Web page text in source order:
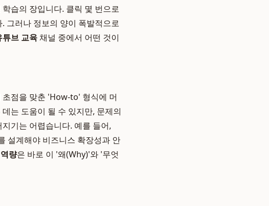
습의 장입니다. 클릭 몇 번으로
그러나 정보의 양이 폭발적으로
튜브 교육채널 중에서 어떤 것이
점을 맞춘 'How-to' 형식에 머
는 도움이 될 수 있지만, 문제의
기는 어렵습니다. 예를 들어,
설계해야 비즈니스 확장성과 안
량은 바로 이 '왜(Why)'와 '무엇